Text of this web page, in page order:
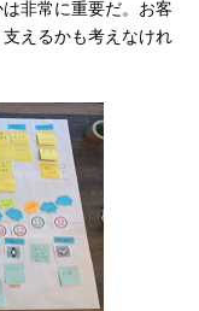
非常に重要だ。お客
えるかも考えなけれ